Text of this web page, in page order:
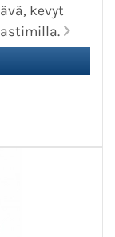
kevyt